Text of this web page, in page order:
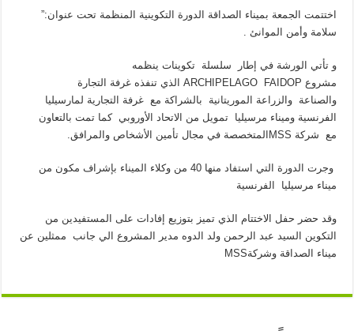
اختتمت الجمعة بميناء الصداقة الدورة التكوينية المنظمة تحت عنوان:”
سلامة وأمن الموانئ .
و تأتي الورشة في إطار سلسلة تكوينات ينظمه
مشروع ARCHIPELAGO FAIDOP الذي تنفذه غرفة التجارة
والصناعة والزراعة الموريتانية بالشراكة مع غرفة التجارية لمارسيليا
الفرنسية وميناء مرسيليا تمويل من الاتحاد الأوروبي كما تمت بالتعاون
مع شركة MSSالمتخصصة في مجال تأمين الأشخاص والمرافق.
وجرت الدورة التي استفاد منها 40 من وكلاء الميناء بإشراف مكون من
ميناء مرسيليا الفرنسية
وقد حضر حفل الاختتام الذي تميز بتوزيع إفادات على المستفيدين من
التكوين السيد عبد الرحمن ولد الدوه مدير المشروع الي جانب ممثلين عن
ميناء الصداقة وشركةMSS